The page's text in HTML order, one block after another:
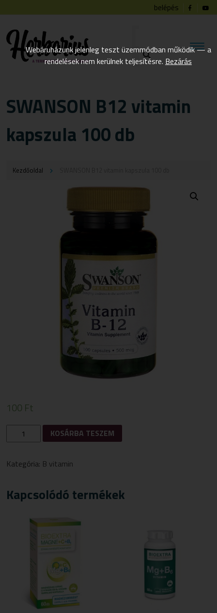
belépés
SWANSON B12 vitamin
kapszula 100 db
Kezdőoldal
100 Ft
100
KOSÁRBA TESZEM
Kategória: B vitamin
Kapcsolódó termékek
Webáruházunk jelenleg teszt üzemmódban működik — a
rendelések nem kerülnek teljesítésre. Bezárás